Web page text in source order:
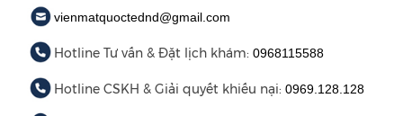
vienmatquoctednd@gmail.com
Hotline Tư vấn & Đặt lịch khám: 0968115588
Hotline CSKH & Giải quyết khiếu nại: 0969.128.128